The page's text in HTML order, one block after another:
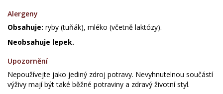
Alergeny
Obsahuje: ryby (tuňák), mléko (včetně laktózy).
Neobsahuje lepek.
Upozornění
Nepoužívejte jako jediný zdroj potravy. Nevyhnutelnou součástí
výživy mají být také běžné potraviny a zdravý životní styl.